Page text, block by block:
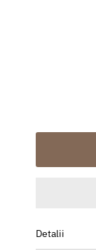
Detalii